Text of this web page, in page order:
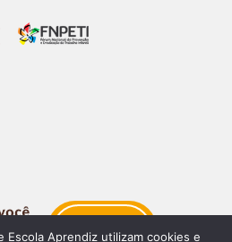
Escola Aprendiz utilizam cookies e